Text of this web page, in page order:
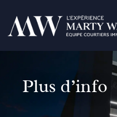
Plus d’info